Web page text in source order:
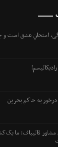
امتحانِ عشق است و
به حاکم بحرین
قالیباف: ما